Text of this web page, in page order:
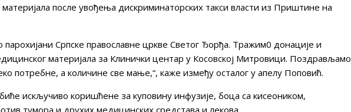
после увођења дискриминаторских такси власти из Приштине на
парохијани Српске православне цркве Светог Ђорђа. Тражим0 донације и
материјала за Клинички центар у Косовској Митровици. Поздрављамо
потребне, а количине све мање,“, каже између осталог у апелу Поповић.
искључиво коришћене за куповину инфузије, боца са кисеоником,
тумора и друхих медицинских средстава и лекова.